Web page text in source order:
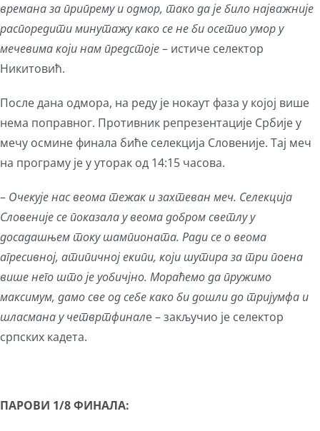
времана за припрему и одмор, тако да је било најважније
распоредити минутажу како се не би осетио умор у
мечевима који нам предстоје– истиче селектор
Никитовић.
После дана одмора, на реду је нокаут фаза у којој више
нема поправног. Противник репрезентације Србије у
мечу осмине финала биће селекција Словеније. Тај меч
на програму је у уторак од 14:15 часова.
– Очекује нас веома тежак и захтеван меч. Селекција
Словеније се показала у веома добром светлу у
досадашњем току шампионата. Ради се о веома
агресивној, атипичној екипи, који шутира за три поена
више него што је уобичјно. Мораћемо да пружимо
максимум, дамо све од себе како би дошли до тријумфа и
шласмана у четвртфинале – закључио је селектор
српских кадета.
ПАРОВИ 1/8 ФИНАЛА: